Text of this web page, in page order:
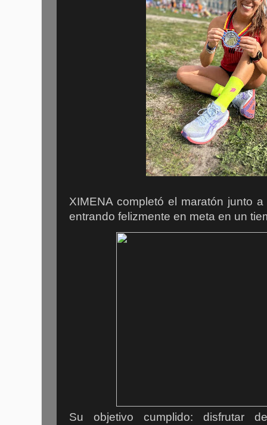
XIMENA completó el maratón junto
entrando felizmente en meta en un
Su objetivo cumplido: disfrutar